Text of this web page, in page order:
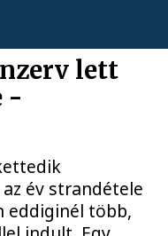
lett
-
év strandétele
eddiginél több,